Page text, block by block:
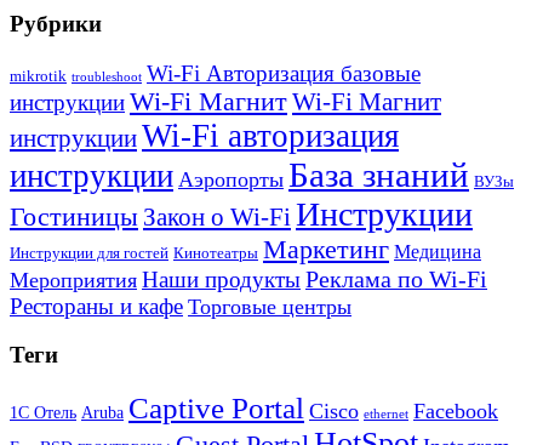
Рубрики
mikrotik troubleshoot Wi-Fi Авторизация базовые
инструкцииWi-Fi МагнитWi-Fi Магнит
инструкцииWi-Fi авторизация
инструкции Аэропорты База знаний ВУЗы
Гостиницы Закон о Wi-Fi Инструкции
Инструкции для гостей Кинотеатры Маркетинг Медицина
Мероприятия Наши продуктыРеклама по Wi-Fi
Рестораны и кафе Торговые центры
Теги
1С Отель Aruba Captive Portal Cisco ethernet Facebook